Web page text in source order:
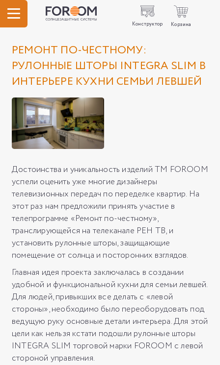
Конструктор Корзина
РЕМОНТ ПО-ЧЕСТНОМУ:
РУЛОННЫЕ ШТОРЫ INTEGRA SLIM В
ИНТЕРЬЕРЕ КУХНИ СЕМЬИ ЛЕВШЕЙ
Достоинства и уникальность изделий ТМ FOROOM
успели оценить уже многие дизайнеры
телевизионных передач по переделке квартир. На
этот раз нам предложили принять участие в
телепрограмме «Ремонт по-честному»,
транслирующейся на телеканале РЕН ТВ, и
установить рулонные шторы, защищающие
помещение от солнца и посторонних взглядов.
Главная идея проекта заключалась в создании
удобной и функциональной кухни для семьи левшей.
Для людей, привыкших все делать с «левой
стороны», необходимо было переоборудовать под
ведущую руку основные детали интерьера. Для этой
цели как нельзя кстати подошли рулонные шторы
INTEGRA SLIM торговой марки FOROOM с левой
стороной управления.